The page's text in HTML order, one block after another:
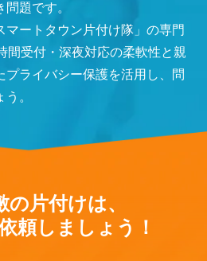
題です。
マートタウン片付け隊」の専門
間受付・深夜対応の柔軟性と親
プライバシー保護を活用し、問
。
の片付けは、
頼しましょう！